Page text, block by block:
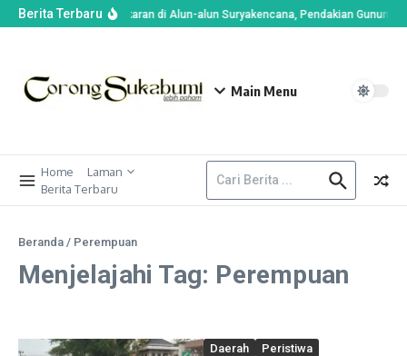
Berita TerbaruImbas Kebakaran di Alun-alun Suryakencana, Pendakian Gunung
Main Menu
Home
Laman
Berita Terbaru
Beranda / Perempuan
Menjelajahi Tag: Perempuan
Daerah Peristiwa